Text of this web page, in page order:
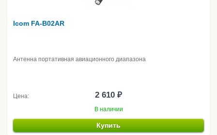
Icom FA-B02AR
Антенна портативная авиационного диапазона
Цена: 2 610 ₽
В наличии
Купить